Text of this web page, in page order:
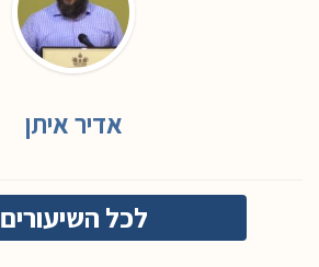
אדיר איתן
לכל השיעורים